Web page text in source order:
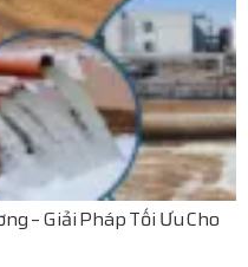
– Giải Pháp Tối Ưu Cho